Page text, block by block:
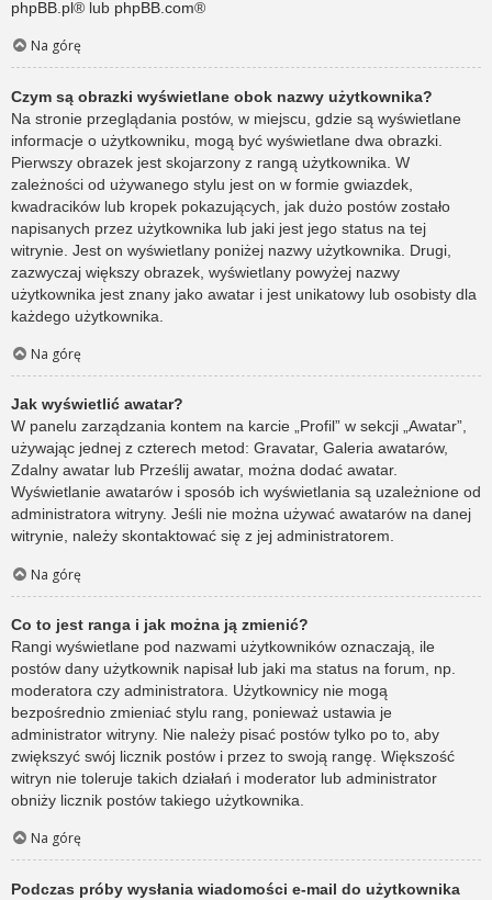
phpBB.pl® lub phpBB.com®
Na górę
Czym są obrazki wyświetlane obok nazwy użytkownika?
Na stronie przeglądania postów, w miejscu, gdzie są wyświetlane
informacje o użytkowniku, mogą być wyświetlane dwa obrazki.
Pierwszy obrazek jest skojarzony z rangą użytkownika. W
zależności od używanego stylu jest on w formie gwiazdek,
kwadracików lub kropek pokazujących, jak dużo postów zostało
napisanych przez użytkownika lub jaki jest jego status na tej
witrynie. Jest on wyświetlany poniżej nazwy użytkownika. Drugi,
zazwyczaj większy obrazek, wyświetlany powyżej nazwy
użytkownika jest znany jako awatar i jest unikatowy lub osobisty dla
każdego użytkownika.
Na górę
Jak wyświetlić awatar?
W panelu zarządzania kontem na karcie „Profil” w sekcji „Awatar”,
używając jednej z czterech metod: Gravatar, Galeria awatarów,
Zdalny awatar lub Prześlij awatar, można dodać awatar.
Wyświetlanie awatarów i sposób ich wyświetlania są uzależnione od
administratora witryny. Jeśli nie można używać awatarów na danej
witrynie, należy skontaktować się z jej administratorem.
Na górę
Co to jest ranga i jak można ją zmienić?
Rangi wyświetlane pod nazwami użytkowników oznaczają, ile
postów dany użytkownik napisał lub jaki ma status na forum, np.
moderatora czy administratora. Użytkownicy nie mogą
bezpośrednio zmieniać stylu rang, ponieważ ustawia je
administrator witryny. Nie należy pisać postów tylko po to, aby
zwiększyć swój licznik postów i przez to swoją rangę. Większość
witryn nie toleruje takich działań i moderator lub administrator
obniży licznik postów takiego użytkownika.
Na górę
Podczas próby wysłania wiadomości e-mail do użytkownika